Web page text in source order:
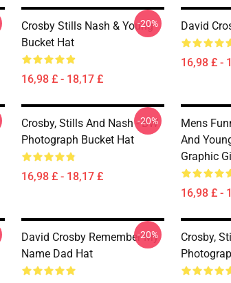
Crosby Stills Nash & Young
Bucket Hat
16,98 £ - 18,17 £
-20% David
16,98 £ -
Crosby, Stills And Nash - BW
Photograph Bucket Hat
16,98 £ - 18,17 £
-20%
Mens
And
Graphic
16,98 £ -
David Crosby Remember My
Name Dad Hat
-20%
Crosby,